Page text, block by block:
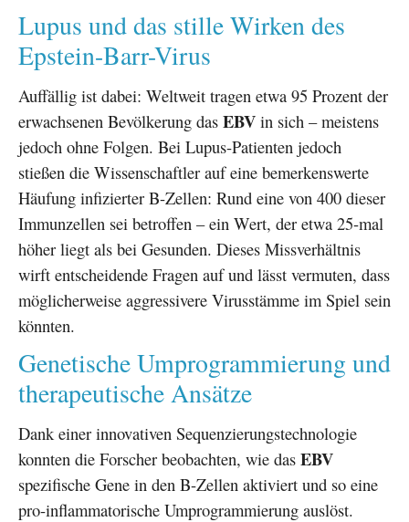
Lupus und das stille Wirken des
Epstein-Barr-Virus
Auffällig ist dabei: Weltweit tragen etwa 95 Prozent der
erwachsenen Bevölkerung das EBV in sich – meistens
jedoch ohne Folgen. Bei Lupus-Patienten jedoch
stießen die Wissenschaftler auf eine bemerkenswerte
Häufung infizierter B-Zellen: Rund eine von 400 dieser
Immunzellen sei betroffen – ein Wert, der etwa 25-mal
höher liegt als bei Gesunden. Dieses Missverhältnis
wirft entscheidende Fragen auf und lässt vermuten, dass
möglicherweise aggressivere Virusstämme im Spiel sein
könnten.
Genetische Umprogrammierung und
therapeutische Ansätze
Dank einer innovativen Sequenzierungstechnologie
konnten die Forscher beobachten, wie das EBV
spezifische Gene in den B-Zellen aktiviert und so eine
pro-inflammatorische Umprogrammierung auslöst.